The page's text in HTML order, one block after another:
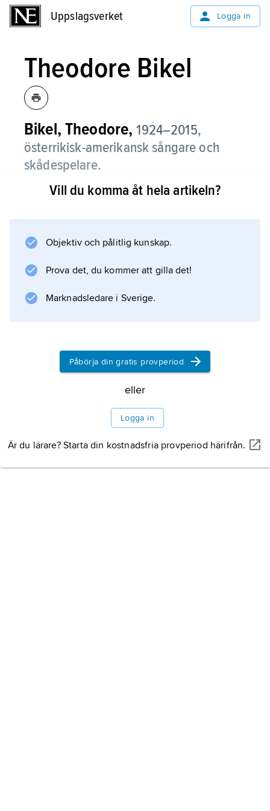
Uppslagsverket Logga in
Theodore Bikel
Bikel, Theodore,1924–2015,
österrikisk-amerikansk sångare och
skådespelare.
Theodore Bikel började spela teater i tonåren
Efter andra världskriget flyttade han till
utvandrade han till USA.
Vill du komma åt hela artikeln?
Objektiv och pålitlig kunskap.
Prova det, du kommer att gilla det!
Marknadsledare i Sverige.
Påbörja din gratis provperiod
eller
Logga in
Är du lärare? Starta din kostnadsfria provperiod härifrån.